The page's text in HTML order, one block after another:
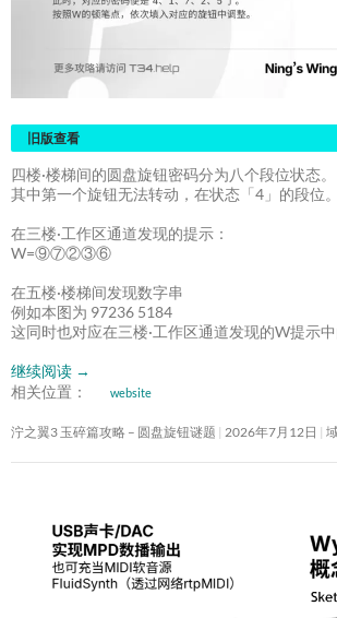
旧版查看
四楼·楼梯间的圆盘旋钮密码分为八个段位状态。
其中第一个旋钮无法转动，在状态「4」的段位。
在三楼·工作区通道发现的提示：
W=⑨⑦②③⑥
在五楼·楼梯间发现数字串
例如本图为 97236 5184
这同时也对应在三楼·工作区通道发现的W提示中
继续阅读 →
相关位置：
website
泞之翼3 玉碎篇攻略 – 圆盘旋钮谜题 2026年7月12日